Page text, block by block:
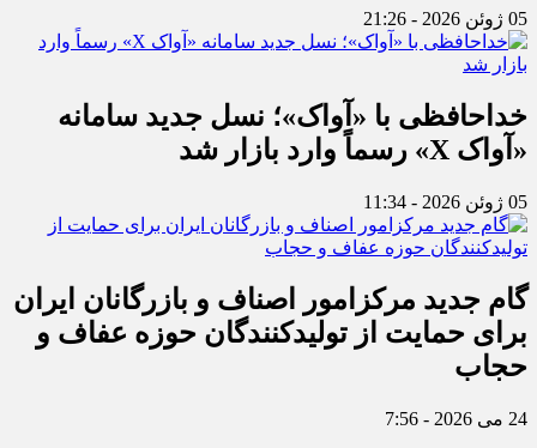
05 ژوئن 2026 - 21:26
خداحافظی با «آواک»؛ نسل جدید سامانه
«آواک X» رسماً وارد بازار شد
05 ژوئن 2026 - 11:34
گام جدید مرکزامور اصناف و بازرگانان ایران
برای حمایت از تولیدکنندگان حوزه عفاف و
حجاب
24 می 2026 - 7:56